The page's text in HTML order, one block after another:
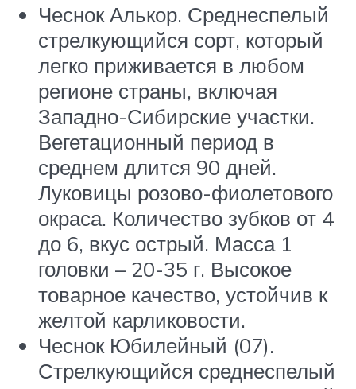
Чеснок Алькор. Среднеспелый
стрелкующийся сорт, который
легко приживается в любом
регионе страны, включая
Западно-Сибирские участки.
Вегетационный период в
среднем длится 90 дней.
Луковицы розово-фиолетового
окраса. Количество зубков от 4
до 6, вкус острый. Масса 1
головки – 20-35 г. Высокое
товарное качество, устойчив к
желтой карликовости.
Чеснок Юбилейный (07).
Стрелкующийся среднеспелый